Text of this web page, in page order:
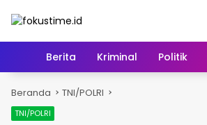
HomeBerita Kriminal Politik
Beranda TNI/POLRI
TNI/POLRI